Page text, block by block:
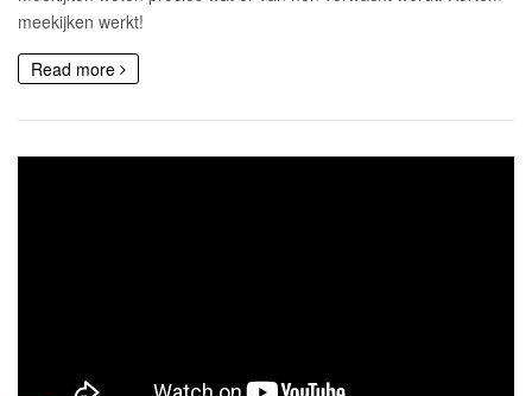
meekijken werkt!
Read more